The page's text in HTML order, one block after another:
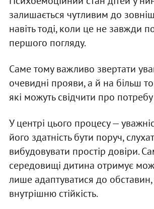
залишається чутливим до
навіть тоді, коли це не завжди
першого погляду.
Саме тому важливо звертати
очевидні прояви, а й на більш
які можуть свідчити про
У центрі цього процесу —
його здатність бути поруч,
вибудовувати простір довіри.
середовищі дитина отримує
лише адаптуватися до обставин,
внутрішню стійкість.